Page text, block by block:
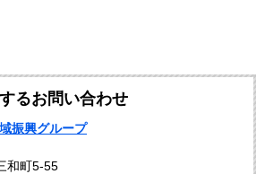
るお問い合わせ
振興グループ
和町5-55